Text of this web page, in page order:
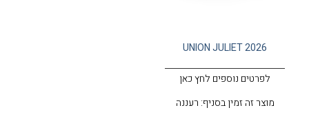
UNION JULIET 2026
לפרטים נוספים לחץ כאן
מוצר זה זמין בסניף: רעננה